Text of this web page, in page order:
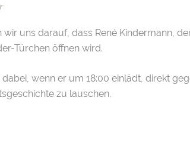
uns darauf, dass René Kindermann,
Türchen öffnen wird.
wenn er um 18:00 einlädt, direkt
zu lauschen.